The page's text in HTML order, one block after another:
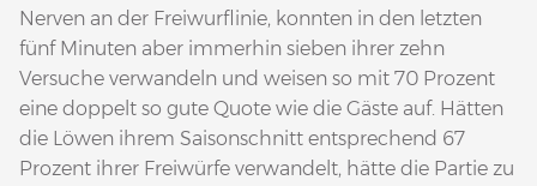
Nerven an der Freiwurflinie, konnten in den letzten
fünf Minuten aber immerhin sieben ihrer zehn
Versuche verwandeln und weisen so mit 70 Prozent
eine doppelt so gute Quote wie die Gäste auf. Hätten
die Löwen ihrem Saisonschnitt entsprechend 67
Prozent ihrer Freiwürfe verwandelt, hätte die Partie zu